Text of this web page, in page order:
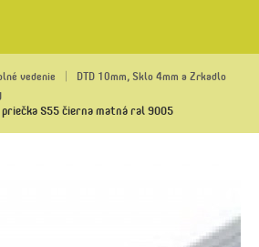
vedenie
DTD 10mm, Sklo 4mm a Zrkadlo
S55 čierna matná ral 9005